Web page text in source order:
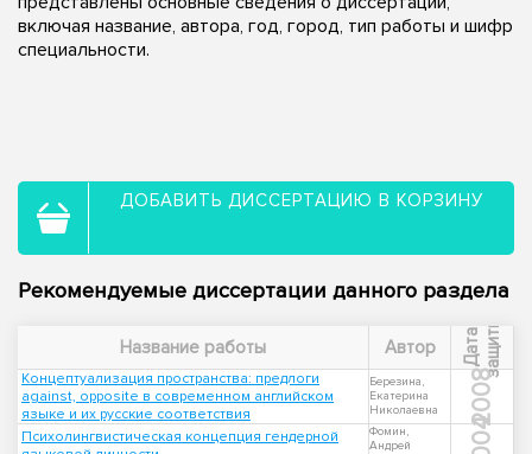
включая название, автора, год, город, тип работы и шифр
специальности.
ДОБАВИТЬ ДИССЕРТАЦИЮ В КОРЗИНУ
Рекомендуемые диссертации данного раздела
Название работы Автор Д
а
т
а
з
а
щ
и
т ы
Концептуализация пространства: предлоги
against, opposite в современном английском
языке и их русские соответствия
Березина,
Екатерина
Николаевна
2008
Психолингвистическая концепция гендерной
Фомин,
Андрей